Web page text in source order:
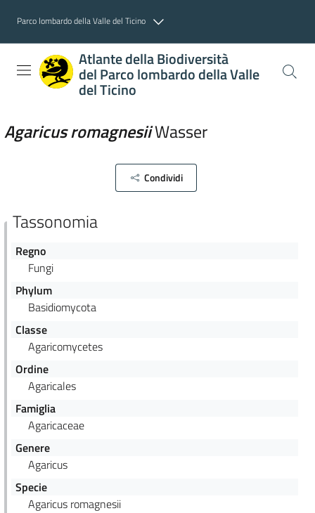
Parco lombardo della Valle del Ticino
Atlante della Biodiversità
del Parco lombardo della Valle
del Ticino
AgaricusromagnesiiWasser
Condividi
Tassonomia
Regno
Fungi
Phylum
Basidiomycota
Classe
Agaricomycetes
Ordine
Agaricales
Famiglia
Agaricaceae
Genere
Agaricus
Specie
Agaricus romagnesii